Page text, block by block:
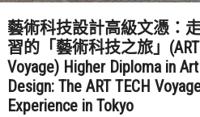
藝術科技設計高級文憑：
習的「藝術科技之旅」(ART
Voyage) Higher Diploma in
Design: The ART TECH
Experience in Tokyo